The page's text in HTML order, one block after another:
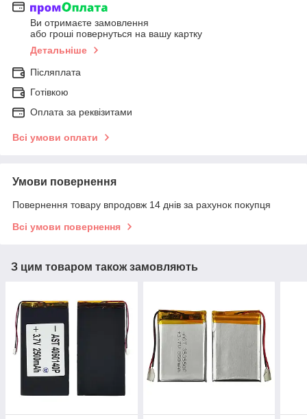
Ви отримаєте замовлення
або гроші повернуться на вашу картку
Детальніше
Післяплата
Готівкою
Оплата за реквізитами
Всі умови оплати
Умови повернення
Повернення товару впродовж 14 днів за рахунок покупця
Всі умови повернення
З цим товаром також замовляють